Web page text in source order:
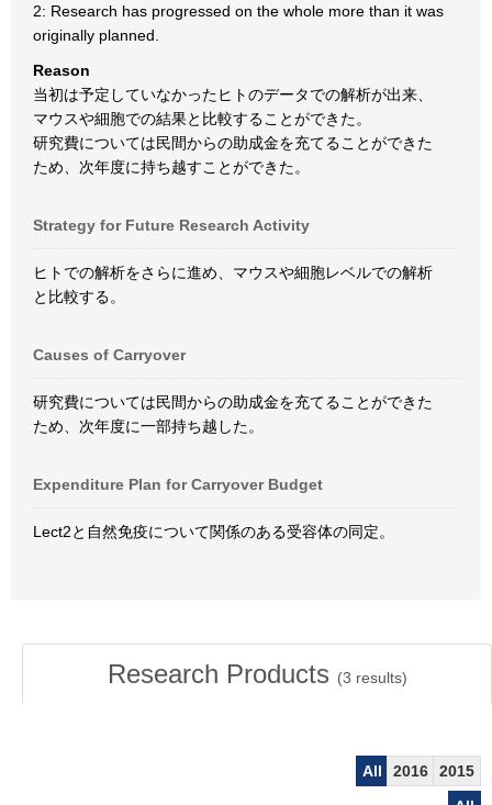
2: Research has progressed on the whole more than it was
originally planned.
Reason
当初は予定していなかったヒトのデータでの解析が出来、
マウスや細胞での結果と比較することができた。
研究費については民間からの助成金を充てることができた
ため、次年度に持ち越すことができた。
Strategy for Future Research Activity
ヒトでの解析をさらに進め、マウスや細胞レベルでの解析
と比較する。
Causes of Carryover
研究費については民間からの助成金を充てることができた
ため、次年度に一部持ち越した。
Expenditure Plan for Carryover Budget
Lect2と自然免疫について関係のある受容体の同定。
Research Products (3 results)
All 2016
2015